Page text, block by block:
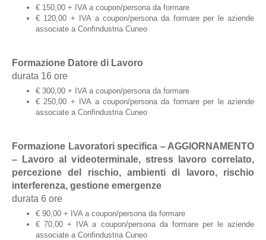
€ 150,00 + IVA a coupon/persona da formare
€ 120,00 + IVA a coupon/persona da formare per le aziende
associate a Confindustria Cuneo
Formazione Datore di Lavoro
durata 16 ore
€ 300,00 + IVA a coupon/persona da formare
€ 250,00 + IVA a coupon/persona da formare per le aziende
associate a Confindustria Cuneo
Formazione Lavoratori specifica – AGGIORNAMENTO
– Lavoro al videoterminale, stress lavoro correlato,
percezione del rischio, ambienti di lavoro, rischio
interferenza, gestione emergenze
durata 6 ore
€ 90,00 + IVA a coupon/persona da formare
€ 70,00 + IVA a coupon/persona da formare per le aziende
associate a Confindustria Cuneo